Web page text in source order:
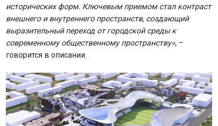
исторических форм. Ключевым приемом стал контраст
внешнего и внутреннего пространств, создающий
выразительный переход от городской среды к
современному общественному пространству», –
говорится в описании.